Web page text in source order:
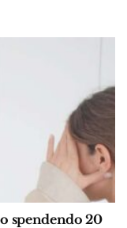
spendendo 20